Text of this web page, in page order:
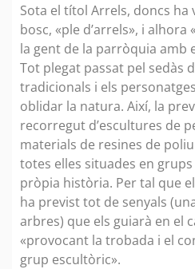
Sota el títol Arrels, doncs ha
bosc, «ple d’arrels», i
la gent de la parròquia amb
Tot plegat passat pel sedàs
tradicionals i els
oblidar la natura. Així, la
recorregut d’escultures de
materials de resines de
totes elles situades en
pròpia història. Per tal que
ha previst tot de senyals
arbres) que els guiarà en el
«provocant la trobada i el
grup escultòric».